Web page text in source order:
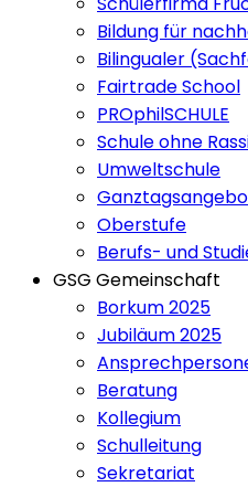
Bildung für
Bilingualer
Fairtrade School
PROphilSCHULE
Schule ohne
Umweltschule
Oberstufe
Berufs- und
GSG Gemeinschaft
Borkum 2025
Jubiläum 2025
Beratung
Kollegium
Schulleitung
Sekretariat